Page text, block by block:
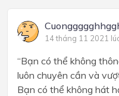
14 tháng 11 2021
“Bạn có thể không
luôn chuyên cần và
Bạn có thể không hát